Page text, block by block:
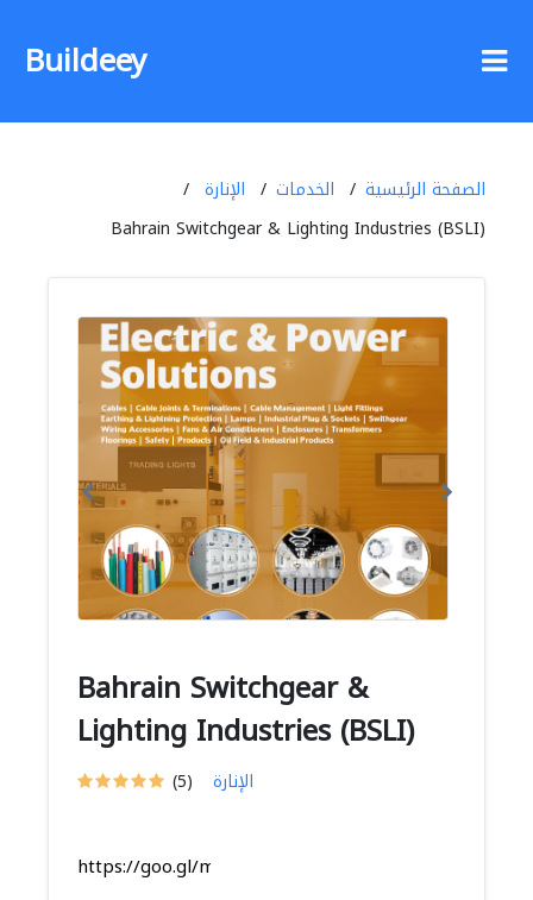
Buildeey
الصفحة الرئيسية الخدمات
الإنارة
Bahrain Switchgear & Lighting Industries (BSLI)
Bahrain Switchgear &
Lighting Industries (BSLI)
(5) الإنارة
https://goo.gl/maps/hCEZ7qY1wBUWDLxR8